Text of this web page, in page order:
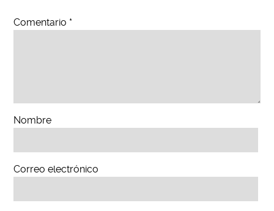
Comentario *
Nombre
Correo electrónico